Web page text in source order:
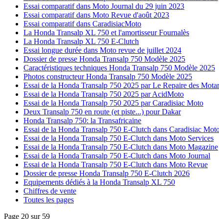
Essai comparatif dans Moto Journal du 29 juin 2023
Essai comparatif dans Moto Revue d'août 2023
Essai comparatif dans CaradisiacMoto
La Honda Transalp XL 750 et l'amortisseur Fournalès
La Honda Transalp XL 750 E-Clutch
Essai longue durée dans Moto revue de juillet 2024
Dossier de presse Honda Transalp 750 Modèle 2025
Caractéristiques techniques Honda Transalp 750 Modèle 2025
Photos constructeur Honda Transalp 750 Modèle 2025
Essai de la Honda Transalp 750 2025 par Le Repaire des
Essai de la Honda Transalp 750 2025 par AcidMoto
Essai de la Honda Transalp 750 2025 par Caradisiac Moto
Deux Transalp 750 en route (et piste...) pour Dakar
Honda Transalp 750: la Transafricaine
Essai de la Honda Transalp 750 E-Clutch dans Caradisiac
Essai de la Honda Transalp 750 E-Clutch dans Moto Services
Essai de la Honda Transalp 750 E-Clutch dans Moto Magazine
Essai de la Honda Transalp 750 E-Clutch dans Moto Journal
Essai de la Honda Transalp 750 E-Clutch dans Moto Revue
Dossier de presse Honda Transalp 750 E-Clutch 2026
Equipements dédiés à la Honda Transalp XL 750
Chiffres de vente
Toutes les pages
Page 20 sur 59